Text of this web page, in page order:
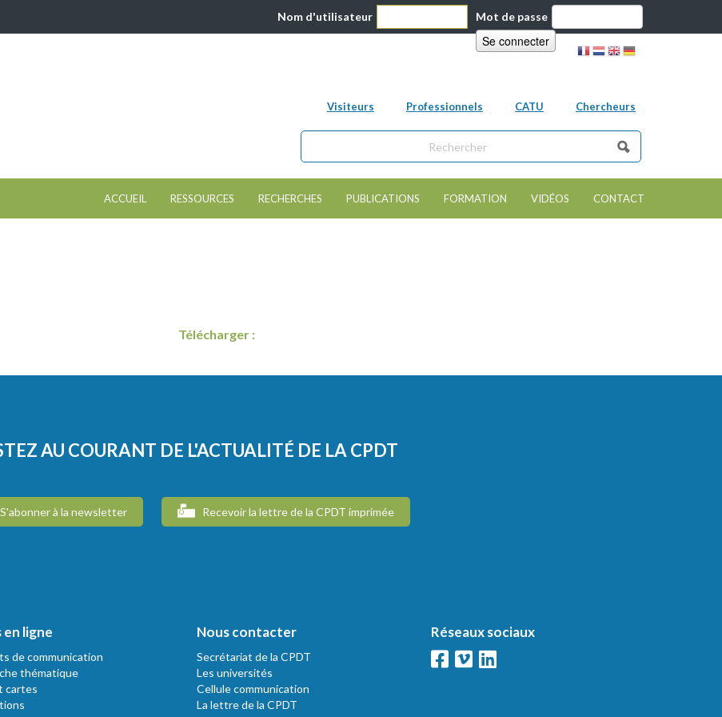
Nom d'utilisateur Mot de passe
Visiteurs Professionnels CATU Chercheurs
Formulaire de recherche
Chercher dans ce site
ACCUEIL RESSOURCES RECHERCHES PUBLICATIONS FORMATION VIDÉOS CONTACT
Télécharger :
AU COURANT DE L'ACTUALITÉ DE LA CPDT
S'abonner à la newsletter Recevoir la lettre de la CPDT imprimée
ligne
de communication
thématique
cartes
Nous contacter
Secrétariat de la CPDT
Les universités
Cellule communication
La lettre de la CPDT
Réseaux sociaux